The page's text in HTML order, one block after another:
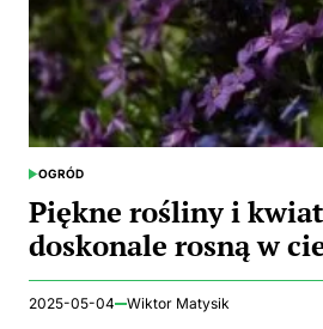
POSTED
OGRÓD
Piękne rośliny i
doskonale rosną w
2025-05-04 Wiktor Matysik